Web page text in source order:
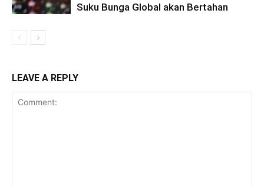
Suku Bunga Global akan Bertahan
LEAVE A REPLY